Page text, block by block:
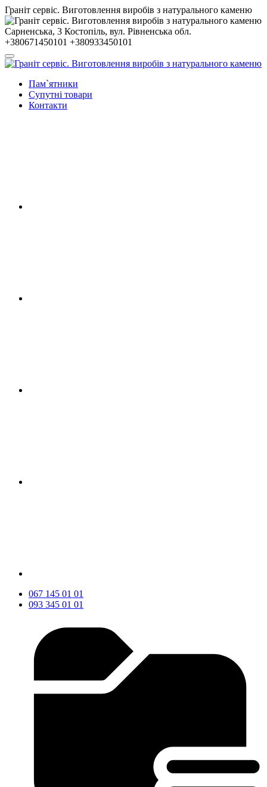
Гранiт сервiс. Виготовлення виробів з натурального каменю
Сарненська, 3 Костопiль, вул. Рiвненська обл.
+380671450101 +380933450101
Пам`ятники
Супутні товари
Контакти
067 145 01 01
093 345 01 01